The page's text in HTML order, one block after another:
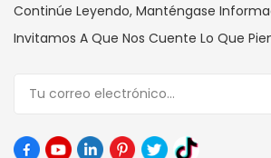
Continúe Leyendo, Manténgase
Invitamos A Que Nos Cuente Lo Que